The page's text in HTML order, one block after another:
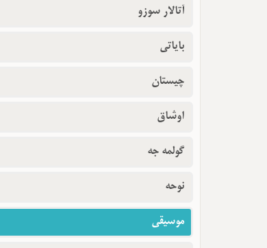
آتالار سوزو
بایاتی
چیستان
اوشاق
گولمه جه
نوحه
موسیقی